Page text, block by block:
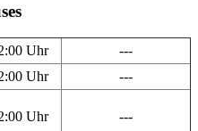
Uhr
---
Uhr ---
Uhr ---